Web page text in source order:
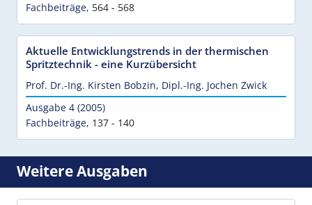
Fachbeiträge, 564 - 568
Aktuelle Entwicklungstrends in der thermischen
Spritztechnik - eine Kurzübersicht
Prof. Dr.-Ing. Kirsten Bobzin, Dipl.-Ing. Jochen Zwick
Ausgabe 4 (2005)
Fachbeiträge, 137 - 140
Weitere Ausgaben